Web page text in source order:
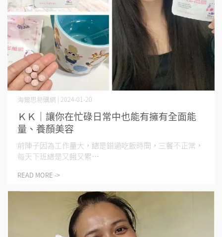
ＫＫ｜讓你在忙碌日常中也能有擁有全面能
量、養顏美容
海爾思易購網 | 2024-01-20
​ 前陣子因為工作量大，總是錯過吃飯時間，三餐不正常，
每天下班總是又餓又累⋯
READ MORE ->